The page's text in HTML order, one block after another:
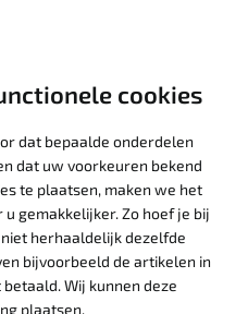
cookies
dat bepaalde onderdelen
dat uw voorkeuren bekend
te plaatsen, maken we het
gemakkelijker. Zo hoef je bij
herhaaldelijk dezelfde
bijvoorbeeld de artikelen in
Wij kunnen deze
plaatsen.